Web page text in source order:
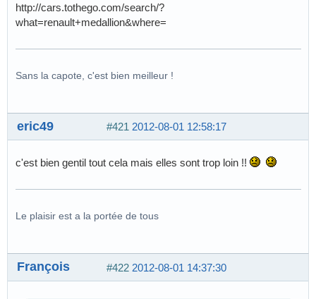
http://cars.tothego.com/search/?
what=renault+medallion&where=
Sans la capote, c'est bien meilleur !
#421 2012-08-01 12:58:17
eric49
c'est bien gentil tout cela mais elles sont trop loin !!
Le plaisir est a la portée de tous
#422 2012-08-01 14:37:30
François